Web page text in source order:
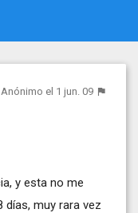
Anónimo el 1 jun. 09
y esta no me
muy rara vez